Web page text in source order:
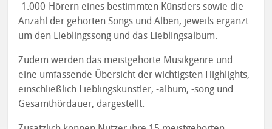
-1.000-Hörern eines bestimmten Künstlers sowie die
Anzahl der gehörten Songs und Alben, jeweils ergänzt
um den Lieblingssong und das Lieblingsalbum.
Zudem werden das meistgehörte Musikgenre und
eine umfassende Übersicht der wichtigsten Highlights,
einschließlich Lieblingskünstler, -album, -song und
Gesamthördauer, dargestellt.